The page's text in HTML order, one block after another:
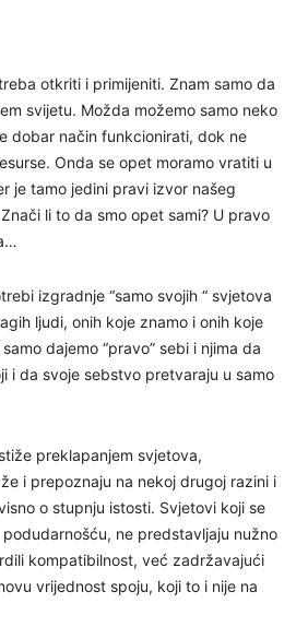
otkriti i primijeniti. Znam samo da
svijetu. Možda možemo samo neko
dobar način funkcionirati, dok ne
Onda se opet moramo vratiti u
je tamo jedini pravi izvor našeg
li to da smo opet sami? U pravo
izgradnje “samo svojih “ svjetova
ljudi, onih koje znamo i onih koje
dajemo “pravo” sebi i njima da
i da svoje sebstvo pretvaraju u samo
preklapanjem svjetova,
i prepoznaju na nekoj drugoj razini i
o stupnju istosti. Svjetovi koji se
ne predstavljaju nužno
kompatibilnost, već zadržavajući
vrijednost spoju, koji to i nije na